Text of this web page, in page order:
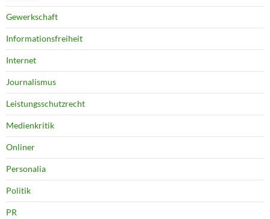
Gewerkschaft
Informationsfreiheit
Internet
Journalismus
Leistungsschutzrecht
Medienkritik
Onliner
Personalia
Politik
PR